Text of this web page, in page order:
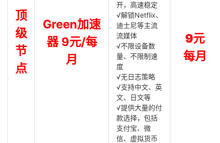
顶
级
节
点
Green加速
器 9元/每
月
开，高速稳定
√解锁Netflix、
迪士尼等主流
流媒体
√不限设备数
量、不限制速
度
√无日志策略
√支持中文、英
文、日文等
√提供大量的付
款选择，包括
支付宝、微
信、虚拟货币
9元
每月